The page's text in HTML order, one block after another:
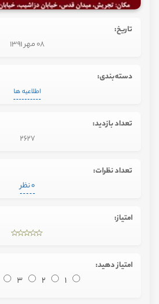
تاریخ:
08 مهر 1391
دسته‌بندی:
اطلاعیه ها
تعداد بازدید:
2627
تعداد نظرات:
0 نظر
امتیاز:
امتیاز دهید:
1
2
3